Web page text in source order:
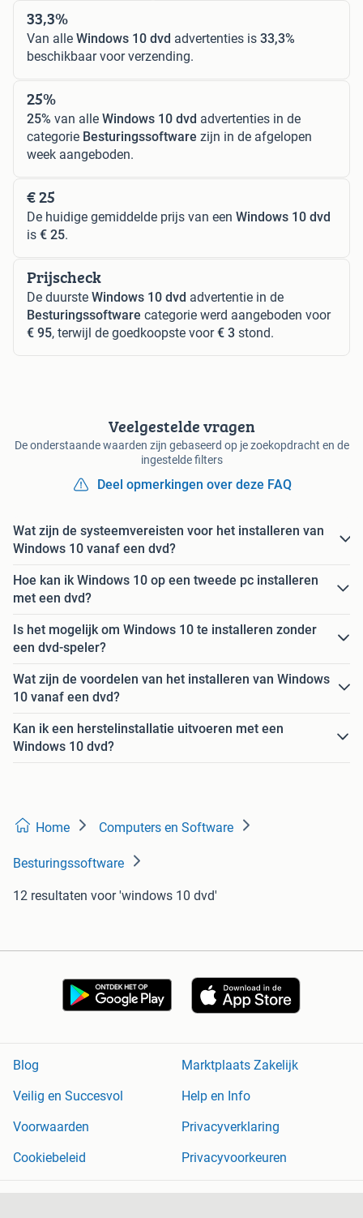
33,3%
Van alle Windows 10 dvd advertenties is 33,3%
beschikbaar voor verzending.
25%
25% van alle Windows 10 dvd advertenties in de
categorie Besturingssoftware zijn in de afgelopen
week aangeboden.
€ 25
De huidige gemiddelde prijs van een Windows 10 dvd
is € 25.
Prijscheck
De duurste Windows 10 dvd advertentie in de
Besturingssoftware categorie werd aangeboden voor
€ 95, terwijl de goedkoopste voor€ 3 stond.
Veelgestelde vragen
De onderstaande waarden zijn gebaseerd op je zoekopdracht en de
ingestelde filters
Deel opmerkingen over deze FAQ
Wat zijn de systeemvereisten voor het installeren van
Windows 10 vanaf een dvd?
Hoe kan ik Windows 10 op een tweede pc installeren
met een dvd?
Is het mogelijk om Windows 10 te installeren zonder
een dvd-speler?
Wat zijn de voordelen van het installeren van Windows
10 vanaf een dvd?
Kan ik een herstelinstallatie uitvoeren met een
Windows 10 dvd?
Home Computers en Software
Besturingssoftware
12 resultaten voor 'windows 10 dvd'
Blog
Marktplaats Zakelijk
Veilig en Succesvol
Help en Info
Voorwaarden
Privacyverklaring
Cookiebeleid
Privacyvoorkeuren